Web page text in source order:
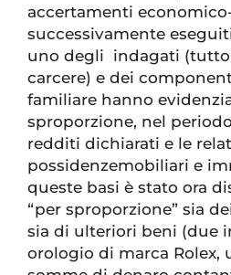
accertamenti
successivamente
uno degli indagati
carcere) e dei
familiare hanno
sproporzione, nel
redditi dichiarati e le
possidenzemobiliari e
queste basi è stato ora
“per sproporzione” sia
sia di ulteriori beni (due
orologio di marca Rolex,